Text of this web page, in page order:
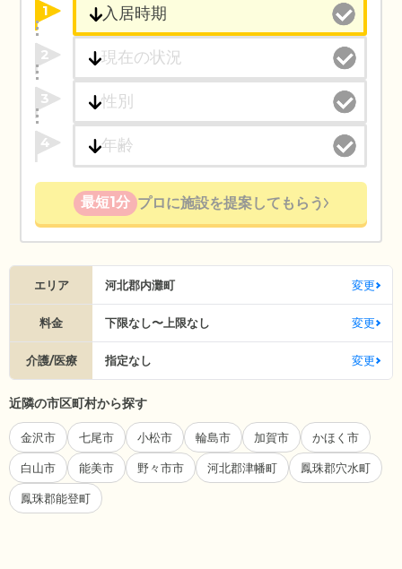
1
2
3
4
最短1分 プロに施設を提案してもらう
エリア 河北郡内灘町 変更
料金 下限なし〜上限なし 変更
介護/医療 指定なし 変更
近隣の市区町村から探す
金沢市 七尾市 小松市 輪島市 加賀市 かほく市
白山市 能美市 野々市市 河北郡津幡町 鳳珠郡穴水町
鳳珠郡能登町